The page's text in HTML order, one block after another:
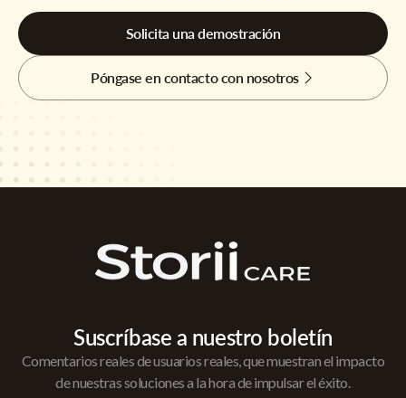
Solicita una demostración
Póngase en contacto con nosotros
Suscríbase a nuestro boletín
Comentarios reales de usuarios reales, que muestran el impacto
de nuestras soluciones a la hora de impulsar el éxito.